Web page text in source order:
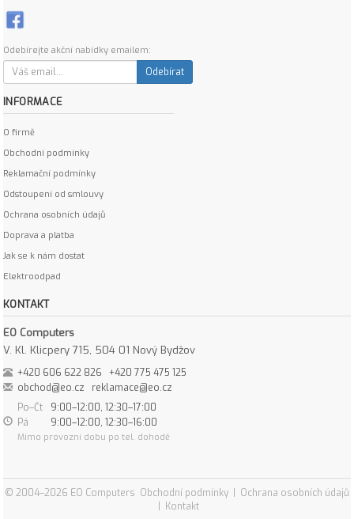
Odebírejte akční nabídky emailem:
Odebírat
INFORMACE
O firmě
Obchodní podmínky
Reklamační podmínky
Odstoupení od smlouvy
Ochrana osobních údajů
Doprava a platba
Jak se k nám dostat
Elektroodpad
KONTAKT
EO Computers
V. Kl. Klicpery 715, 504 01 Nový Bydžov
+420 606 622 826
+420 775 475 125
obchod@eo.cz
reklamace@eo.cz
Po–Čt
9:00–12:00, 12:30–17:00
Pá
9:00–12:00, 12:30–16:00
Mimo provozní dobu po tel. dohodě
© 2004–2026 EO Computers Obchodní podmínky
Ochrana osobních údajů
Kontakt